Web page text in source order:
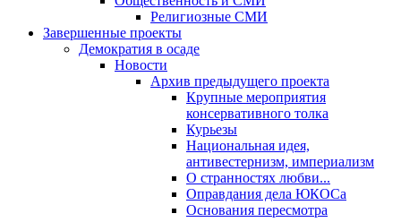
Религиозные СМИ
Завершенные проекты
Демократия в осаде
Новости
Архив предыдущего проекта
Крупные мероприятия
консервативного толка
Курьезы
Национальная идея,
антивестернизм, империализм
О странностях любви...
Оправдания дела ЮКОСа
Основания пересмотра